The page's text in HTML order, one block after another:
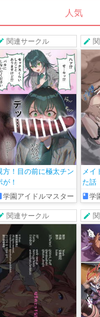
人気
関連サークル
方！目の前に極太チン
が！
学園アイドルマスター
メイ
た話
学
関連サークル